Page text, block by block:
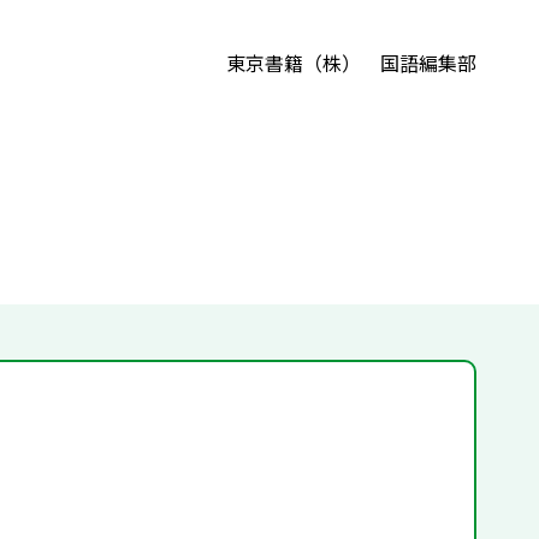
東京書籍（株） 国語編集部